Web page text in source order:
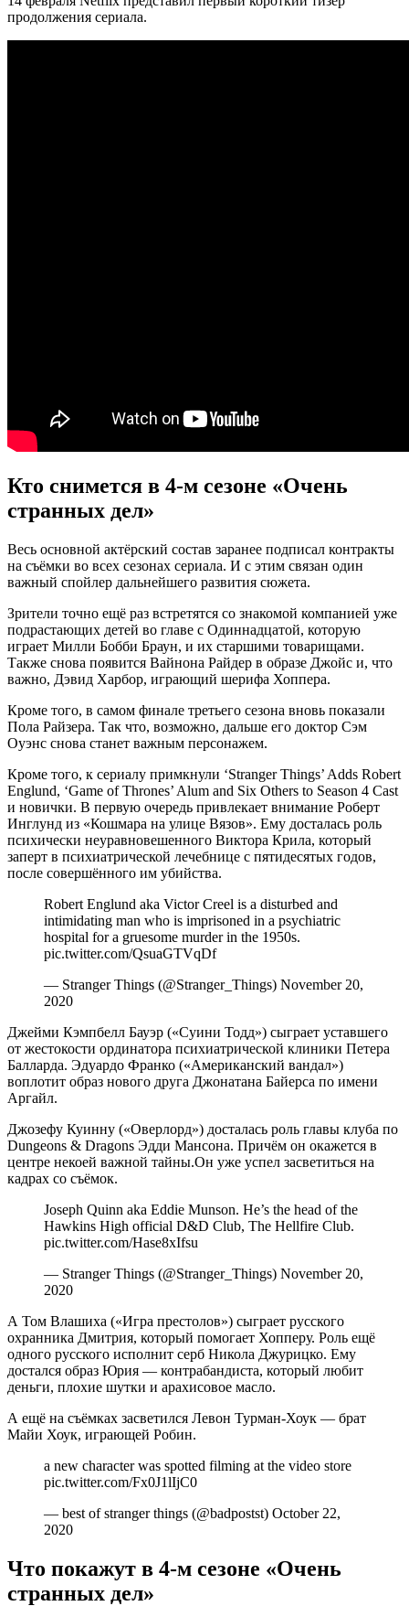
продолжения сериала.
Кто снимется в 4-м сезоне «Очень
странных дел»
Весь основной актёрский состав заранее подписал контракты
на съёмки во всех сезонах сериала. И с этим связан один
важный спойлер дальнейшего развития сюжета.
Зрители точно ещё раз встретятся со знакомой компанией уже
подрастающих детей во главе с Одиннадцатой, которую
играет Милли Бобби Браун, и их старшими товарищами.
Также снова появится Вайнона Райдер в образе Джойс и, что
важно, Дэвид Харбор, играющий шерифа Хоппера.
Кроме того, в самом финале третьего сезона вновь показали
Пола Райзера. Так что, возможно, дальше его доктор Сэм
Оуэнс снова станет важным персонажем.
Кроме того, к сериалу примкнули ‘Stranger Things’ Adds Robert
Englund, ‘Game of Thrones’ Alum and Six Others to Season 4 Cast
и новички. В первую очередь привлекает внимание Роберт
Инглунд из «Кошмара на улице Вязов». Ему досталась роль
психически неуравновешенного Виктора Крила, который
заперт в психиатрической лечебнице с пятидесятых годов,
после совершённого им убийства.
Robert Englund aka Victor Creel is a disturbed and
intimidating man who is imprisoned in a psychiatric
hospital for a gruesome murder in the 1950s.
pic.twitter.com/QsuaGTVqDf
— Stranger Things (@Stranger_Things) November 20,
2020
Джейми Кэмпбелл Бауэр («Суини Тодд») сыграет уставшего
от жестокости ординатора психиатрической клиники Петера
Балларда. Эдуардо Франко («Американский вандал»)
воплотит образ нового друга Джонатана Байерса по имени
Аргайл.
Джозефу Куинну («Оверлорд») досталась роль главы клуба по
Dungeons & Dragons Эдди Мансона. Причём он окажется в
центре некоей важной тайны.Он уже успел засветиться на
кадрах со съёмок.
Joseph Quinn aka Eddie Munson. He’s the head of the
Hawkins High official D&D Club, The Hellfire Club.
pic.twitter.com/Hase8xIfsu
— Stranger Things (@Stranger_Things) November 20,
2020
А Том Влашиха («Игра престолов») сыграет русского
охранника Дмитрия, который помогает Хопперу. Роль ещё
одного русского исполнит серб Никола Джурицко. Ему
достался образ Юрия — контрабандиста, который любит
деньги, плохие шутки и арахисовое масло.
А ещё на съёмках засветился Левон Турман-Хоук — брат
Майи Хоук, играющей Робин.
a new character was spotted filming at the video store
pic.twitter.com/Fx0J1lIjC0
— best of stranger things (@badpostst) October 22,
2020
Что покажут в 4-м сезоне «Очень
странных дел»